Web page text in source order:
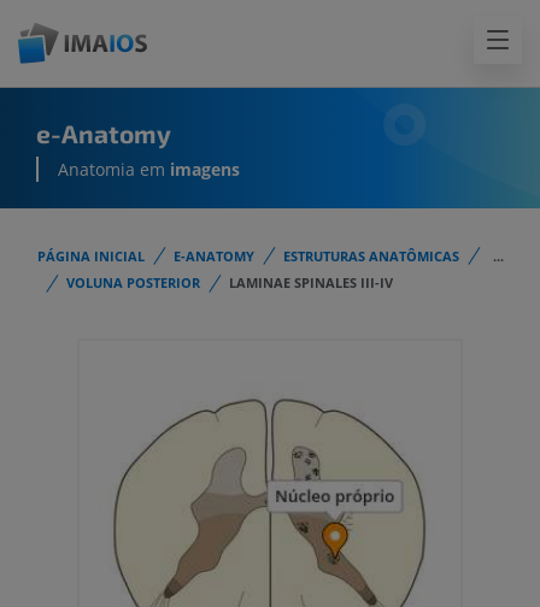
e-Anatomy
Anatomia em imagens
PÁGINA INICIAL E-ANATOMY ESTRUTURAS ANATÔMICAS
...
VOLUNA POSTERIOR
LAMINAE SPINALES III-IV